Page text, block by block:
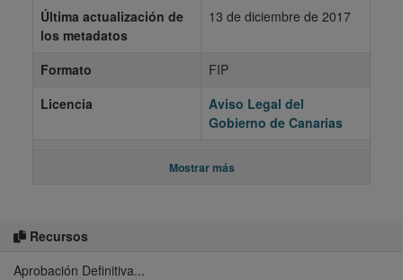
Recursos
Aprobación Definitiva...
Última actualización de
los metadatos
13 de diciembre de 2017
Formato
FIP
Licencia
Aviso Legal del
Gobierno de Canarias
Mostrar más